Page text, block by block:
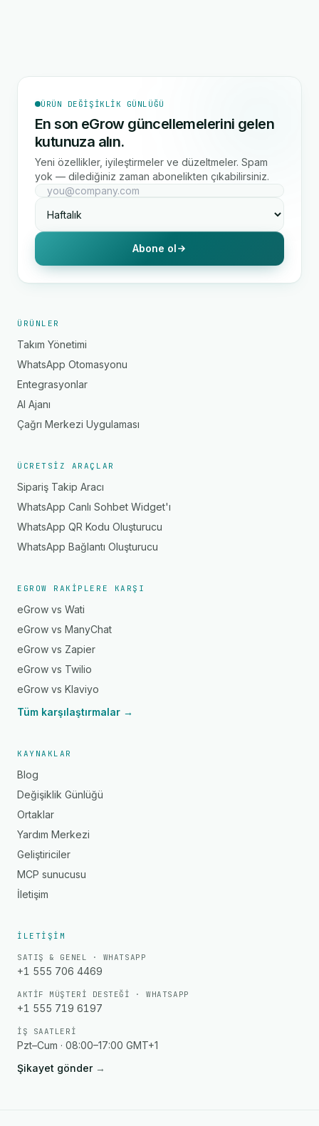
ÜRÜN DEĞIŞIKLIK GÜNLÜĞÜ
En son eGrow güncellemelerini gelen
kutunuza alın.
Yeni özellikler, iyileştirmeler ve düzeltmeler. Spam
yok — dilediğiniz zaman abonelikten çıkabilirsiniz.
Abone ol
ÜRÜNLER
Takım Yönetimi
WhatsApp Otomasyonu
Entegrasyonlar
AI Ajanı
Çağrı Merkezi Uygulaması
ÜCRETSIZ ARAÇLAR
Sipariş Takip Aracı
WhatsApp Canlı Sohbet Widget'ı
WhatsApp QR Kodu Oluşturucu
WhatsApp Bağlantı Oluşturucu
EGROW RAKIPLERE KARŞI
eGrow vs Wati
eGrow vs ManyChat
eGrow vs Zapier
eGrow vs Twilio
eGrow vs Klaviyo
Tüm karşılaştırmalar →
KAYNAKLAR
Blog
Değişiklik Günlüğü
Ortaklar
Yardım Merkezi
Geliştiriciler
MCP sunucusu
İletişim
İLETIŞIM
SATIŞ & GENEL · WHATSAPP
+1 555 706 4469
AKTIF MÜŞTERI DESTEĞI · WHATSAPP
+1 555 719 6197
İŞ SAATLERI
Pzt–Cum · 08:00–17:00 GMT+1
Şikayet gönder →